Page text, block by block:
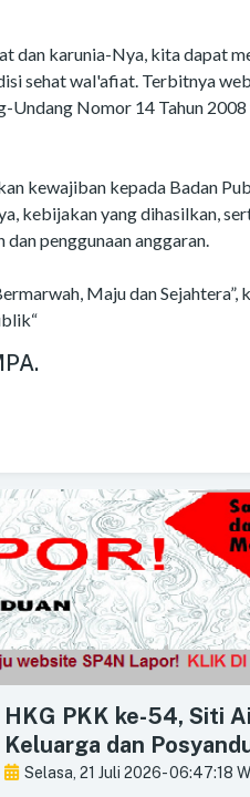
dan karunia-Nya, kita dapat
sehat wal'afiat. Terbitnya
Undang Nomor 14 Tahun
kewajiban kepada Badan
kebijakan yang dihasilkan,
penggunaan anggaran.
Maju dan Sejahtera”,
HKG PKK ke-54, Siti
Keluarga dan
Selasa, 21 Juli 2026- 06:47:18